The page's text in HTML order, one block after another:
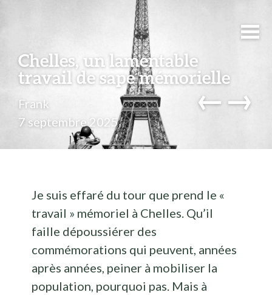
Chelles, un lamentable
travail de sape mémorielle
Frank
7 septembre 2025
← →
Je suis effaré du tour que prend le «
travail » mémoriel à Chelles. Qu’il
faille dépoussiérer des
commémorations qui peuvent, années
après années, peiner à mobiliser la
population, pourquoi pas. Mais à